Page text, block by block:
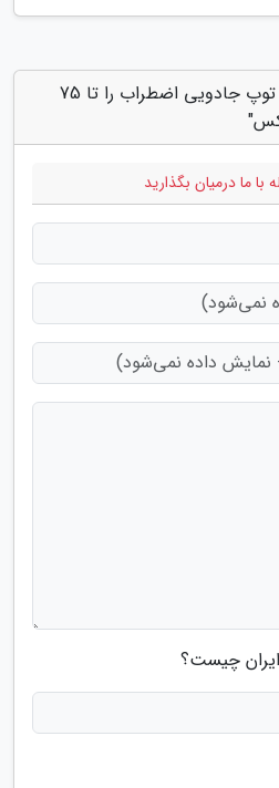
دیدگاه های مرتبط با "این توپ جادویی اضطراب را تا 75
با ما درمیان بگذارید
چیست؟